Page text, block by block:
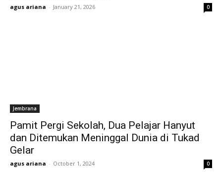
agus ariana - January 21, 2026 0
Jembrana
Pamit Pergi Sekolah, Dua Pelajar Hanyut
dan Ditemukan Meninggal Dunia di Tukad
Gelar
agus ariana - October 1, 2024 0